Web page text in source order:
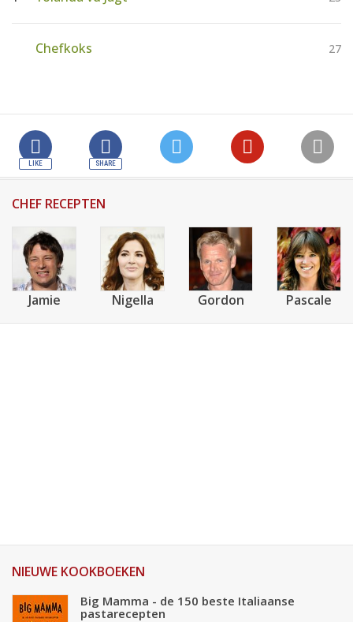
Chefkoks 27
CHEF RECEPTEN
Jamie Nigella Gordon Pascale
NIEUWE KOOKBOEKEN
Big Mamma - de 150 beste Italiaanse
pastarecepten